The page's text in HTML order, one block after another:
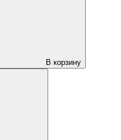
В корзину